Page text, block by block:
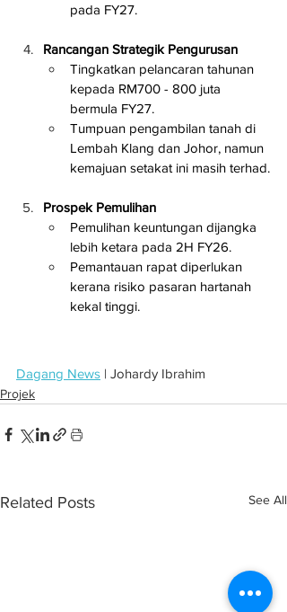
pada FY27.
Rancangan Strategik Pengurusan
Tingkatkan pelancaran tahunan
kepada RM700 - 800 juta
bermula FY27.
Tumpuan pengambilan tanah di
Lembah Klang dan Johor, namun
kemajuan setakat ini masih terhad.
Prospek Pemulihan
Pemulihan keuntungan dijangka
lebih ketara pada 2H FY26.
Pemantauan rapat diperlukan
kerana risiko pasaran hartanah
kekal tinggi.
Dagang News | Johardy Ibrahim
Projek
Related Posts See All